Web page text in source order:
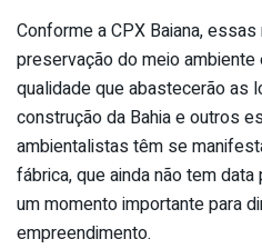
Conforme a CPX Baiana,
preservação do meio
qualidade que abastecerão as
construção da Bahia e outros
ambientalistas têm se
fábrica, que ainda não tem
um momento importante para
empreendimento.